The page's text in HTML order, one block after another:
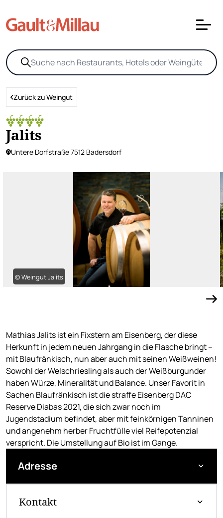
Zurück zu Weingut
Jalits
Untere Dorfstraße 7512 Badersdorf
© Weingut Jalits
Mathias Jalits ist ein Fixstern am Eisenberg, der diese
Herkunft in jedem neuen Jahrgang in die Flasche bringt –
mit Blaufränkisch, nun aber auch mit seinen Weißweinen!
Sowohl der Welschriesling als auch der Weißburgunder
haben Würze, Mineralität und Balance. Unser Favorit in
Sachen Blaufränkisch ist die straffe Eisenberg DAC
Reserve Diabas 2021, die sich zwar noch im
Jugendstadium befindet, aber mit feinkörnigen Tanninen
und angenehm herber Fruchtfülle viel Reifepotenzial
verspricht. Die Umstellung auf Bio ist im Gange.
Adresse
Kontakt